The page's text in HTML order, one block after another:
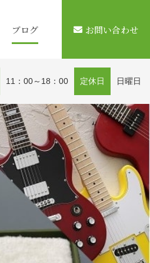
ブログ お問い合わせ
11：00～18：00 定休日 日曜日